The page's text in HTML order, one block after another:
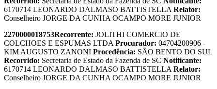
6170714 LEONARDO DALMASO BATTISTELLA Relator:
Conselheiro JORGE DA CUNHA OCAMPO MORE JUNIOR
2270000018753Recorrente: JOLITHI COMERCIO DE
COLCHOES E ESPUMAS LTDA Procurador: 04704200906 -
KIM AUGUSTO ZANONI Procedência: SÃO BENTO DO SUL
Recorrido: Secretaria de Estado da Fazenda de SC Notificante:
6170714 LEONARDO DALMASO BATTISTELLA Relator:
Conselheiro JORGE DA CUNHA OCAMPO MORE JUNIOR